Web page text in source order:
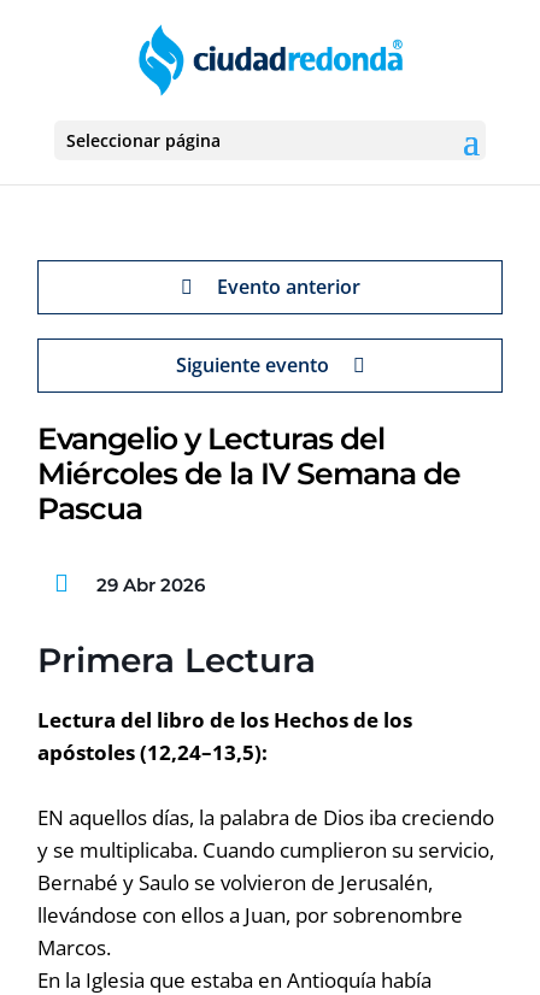
Seleccionar página
Evento anterior
Siguiente evento
Evangelio y Lecturas del
Miércoles de la IV Semana de
Pascua
29 Abr 2026
Primera Lectura
Lectura del libro de los Hechos de los
apóstoles (12,24–13,5):
EN aquellos días, la palabra de Dios iba creciendo
y se multiplicaba. Cuando cumplieron su servicio,
Bernabé y Saulo se volvieron de Jerusalén,
llevándose con ellos a Juan, por sobrenombre
Marcos.
En la Iglesia que estaba en Antioquía había